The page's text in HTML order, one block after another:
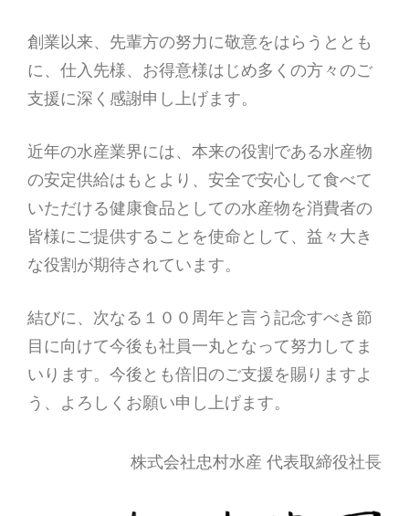
創業以来、先輩方の努力に敬意をはらうととも
に、仕入先様、お得意様はじめ多くの方々のご
支援に深く感謝申し上げます。
近年の水産業界には、本来の役割である水産物
の安定供給はもとより、安全で安心して食べて
いただける健康食品としての水産物を消費者の
皆様にご提供することを使命として、益々大き
な役割が期待されています。
結びに、次なる１００周年と言う記念すべき節
目に向けて今後も社員一丸となって努力してま
いります。今後とも倍旧のご支援を賜りますよ
う、よろしくお願い申し上げます。
株式会社忠村水産 代表取締役社長